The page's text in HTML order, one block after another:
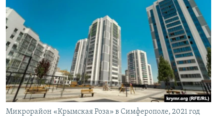
ПОБЕДИТЕЛЕЙ НЕ СУДЯТ?
КРЫМ.НЕПОКОРЕННЫЙ
ELIFBE
УКРАИНСКАЯ ПРОБЛЕМА КРЫМА
ПРИСОЕДИНЯЙТЕСЬ!
Все сайты RFE/RL
Микрорайон «Крымская Роза» в Симферополе, 2021 год